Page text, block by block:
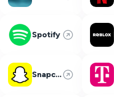
Spotify
Snapchat